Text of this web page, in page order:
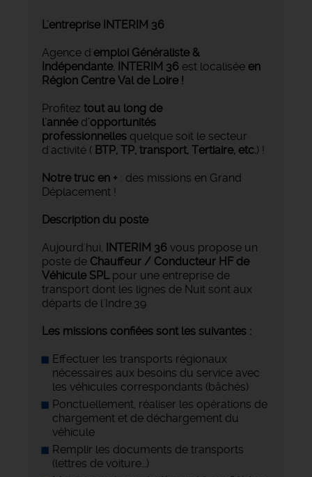
L'entreprise INTERIM 36
Agence d'emploi Généraliste &
Indépendante, INTERIM 36 est localisée en
Région Centre Val de Loire !
Profitez tout au long de
l'annéed'opportunités
professionnelles quelque soit le secteur
d'activité ( BTP, TP, transport, Tertiaire, etc.) !
Notre truc en + : des missions en Grand
Déplacement !
Description du poste
Aujourd'hui, INTERIM 36 vous propose un
poste de Chauffeur / Conducteur HF de
Véhicule SPL pour une entreprise de
transport dont les lignes de Nuit sont aux
départs de l'Indre.39
Les missions confiées sont les suivantes :
Effectuer les transports régionaux
nécessaires aux besoins du service avec
les véhicules correspondants (bâchés)
Ponctuellement, réaliser les opérations de
chargement et de déchargement du
véhicule
Remplir les documents de transports
(lettres de voiture…)